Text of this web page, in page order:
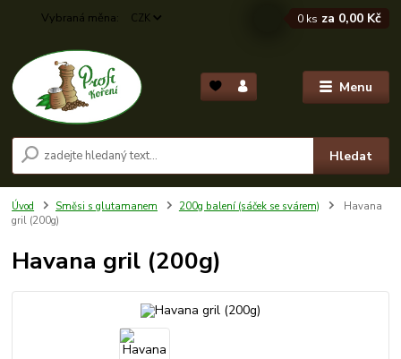
Menu
CZK
Hledat
0 ks za 0,00 Kč
Úvod Směsi s glutamanem 200g balení (sáček se svárem)
Havana
gril (200g)
Havana gril (200g)